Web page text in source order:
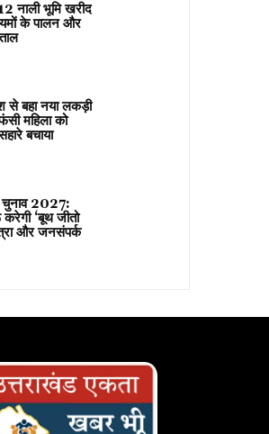
नाली भूमि खरीद
के पालन और
से बहा नया लकड़ी
महिला को
बचाया
चुनाव 2027:
‘बूथ जीतो
और जनसंपर्क